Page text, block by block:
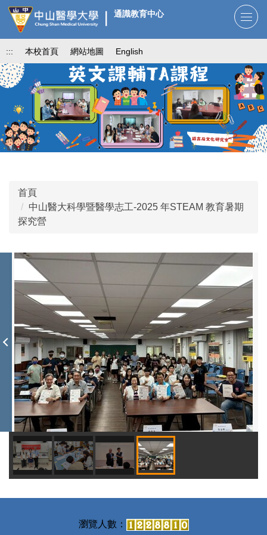
跳
到
主
要
內
容
通識教育中心
::: 本校首頁 網站地圖 English
首頁
中山醫大科學暨醫學志工-2025 年STEAM 教育暑期
探究營